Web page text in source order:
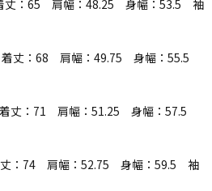
：65 肩幅：48.25 身幅：53.5 袖
着丈：68 肩幅：49.75 身幅：55.5
丈：71 肩幅：51.25 身幅：57.5
丈：74 肩幅：52.75 身幅：59.5 袖